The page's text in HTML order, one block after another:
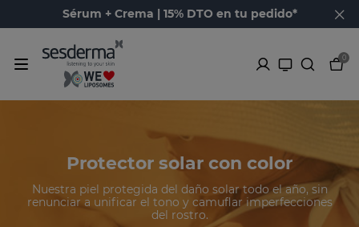
Sérum + Crema | 15% DTO en tu pedido*
0
Protector solar con color
Nuestra piel protegida del daño solar todo el año, sin
renunciar a unificar el tono y camuflar imperfecciones
del rostro.